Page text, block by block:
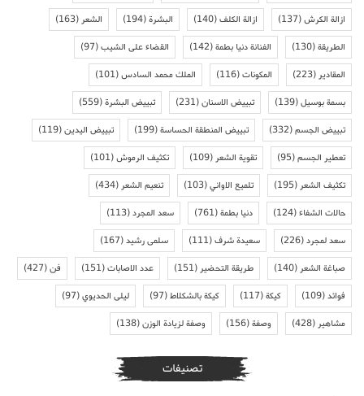
ازالة الكرش(137) ازالة الكلف(140) البشرة(194) الشعر(163)
الطريقة(130) الفنانة دنيا بطمة(142) القضاء على الشيب(97)
المقادير(223) المكونات(116) الملك محمد السادس(101)
بسمة بوسيل(139) تبييض الاسنان(231) تبييض البشرة(559)
تبييض الجسم(332) تبييض المنطقة الحساسة(199) تبييض اليدين(119)
تعطير الجسم(95) تقوية الشعر(109) تكثيف الرموش(101)
تكثيف الشعر(195) تلميع الاواني(103) تنعيم الشعر(434)
حالات الشفاء(124) دنيا بطمة(761) سعد المجرد(113)
سعد لمجرد(226) سعيدة شرف(111) سلمى رشيد(167)
صباغة الشعر(140) طريقة التحضير(151) عدد الاصابات(151) فن(427)
فوائد(109) كيكة(117) كيكة بالشكلاط(97) ليلى الحديوي(97)
مشاهير(428) وصفة(156) وصفة لزيادة الوزن(138)
تصنيفات